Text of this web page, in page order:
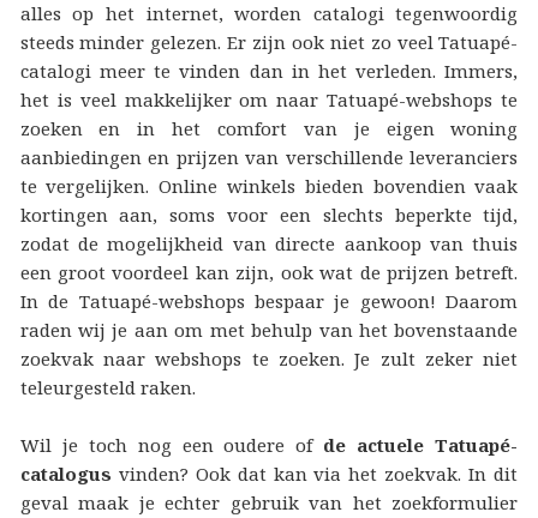
alles op het internet, worden catalogi tegenwoordig
steeds minder gelezen. Er zijn ook niet zo veel Tatuapé-
catalogi meer te vinden dan in het verleden. Immers,
het is veel makkelijker om naar Tatuapé-webshops te
zoeken en in het comfort van je eigen woning
aanbiedingen en prijzen van verschillende leveranciers
te vergelijken. Online winkels bieden bovendien vaak
kortingen aan, soms voor een slechts beperkte tijd,
zodat de mogelijkheid van directe aankoop van thuis
een groot voordeel kan zijn, ook wat de prijzen betreft.
In de Tatuapé-webshops bespaar je gewoon! Daarom
raden wij je aan om met behulp van het bovenstaande
zoekvak naar webshops te zoeken. Je zult zeker niet
teleurgesteld raken.
Wil je toch nog een oudere of de actuele Tatuapé-
catalogus vinden? Ook dat kan via het zoekvak. In dit
geval maak je echter gebruik van het zoekformulier